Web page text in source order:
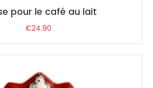
pour le café au lait
€24.90